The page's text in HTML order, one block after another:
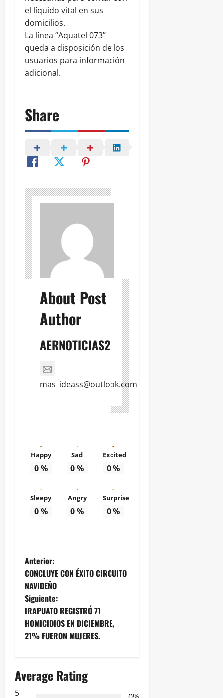
el líquido vital en sus
domicilios.
La línea “Aquatel 073”
queda a disposición de los
usuarios para información
adicional.
Share
About Post
Author
AERNOTICIAS2
mas_ideass@outlook.com
Happy
0%
Sad
0%
Excited
0%
Sleepy
0%
Angry
0%
Surprise
0%
N
a
v
e
a
Anterior:
CONCLUYE CON ÉXITO CIRCUITO
NAVIDEÑO
Siguiente:
IRAPUATO REGISTRÓ 71
HOMICIDIOS EN DICIEMBRE,
21% FUERON MUJERES.
Average Rating
5